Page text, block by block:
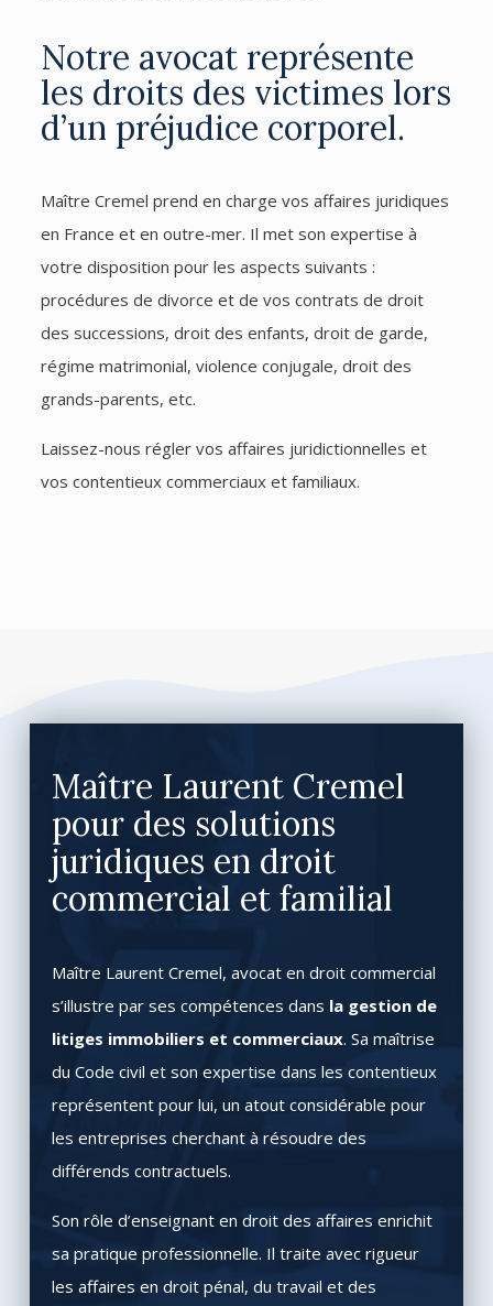
Notre avocat représente
les droits des victimes lors
d’un préjudice corporel.
Maître Cremel prend en charge vos affaires juridiques
en France et en outre-mer. Il met son expertise à
votre disposition pour les aspects suivants :
procédures de divorce et de vos contrats de droit
des successions, droit des enfants, droit de garde,
régime matrimonial, violence conjugale, droit des
grands-parents, etc.
Laissez-nous régler vos affaires juridictionnelles et
vos contentieux commerciaux et familiaux.
Maître Laurent Cremel
pour des solutions
juridiques en droit
commercial et familial
Maître Laurent Cremel, avocat en droit commercial
s’illustre par ses compétences dans la gestion de
litiges immobiliers et commerciaux. Sa maîtrise
du Code civil et son expertise dans les contentieux
représentent pour lui, un atout considérable pour
les entreprises cherchant à résoudre des
différends contractuels.
Son rôle d’enseignant en droit des affaires enrichit
sa pratique professionnelle. Il traite avec rigueur
les affaires en droit pénal, du travail et des